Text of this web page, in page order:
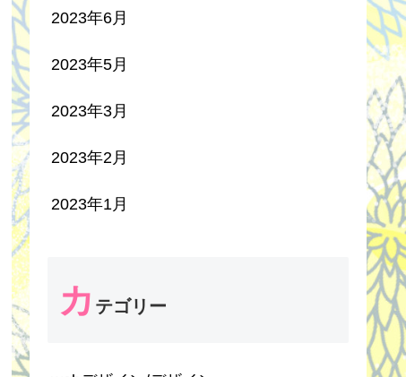
2023年6月
2023年5月
2023年3月
2023年2月
2023年1月
カ テゴリー